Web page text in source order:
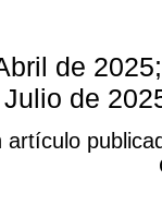
de
de
artículo